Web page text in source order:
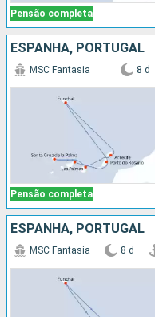
Pensão completa
ESPANHA, PORTUGAL
Pensão completa
MSC Fantasia 8 d
ESPANHA, PORTUGAL
MSC Fantasia 8 d